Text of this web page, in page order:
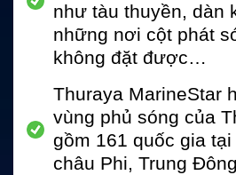
như tàu thuyền, dàn
những nơi cột phát
không đặt được…
Thuraya MarineStar
vùng phủ sóng của
gồm 161 quốc gia tại
châu Phi, Trung